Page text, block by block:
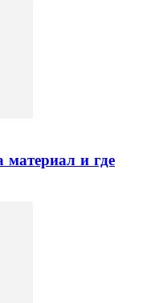
материал и где